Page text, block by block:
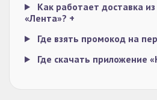
Как работает доставка
«Лента»? +
Где взять промокод на
Где скачать приложение